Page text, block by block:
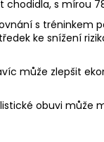
s mírou
s tréninkem
ke snížení
může zlepšit
obuvi může